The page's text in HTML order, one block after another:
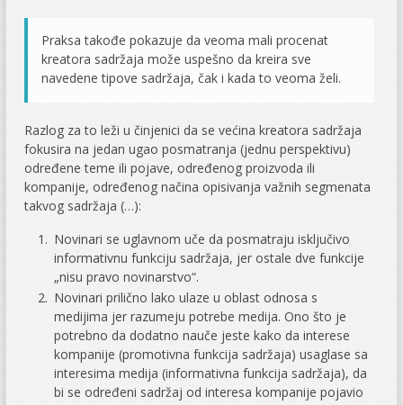
Praksa takođe pokazuje da veoma mali procenat
kreatora sadržaja može uspešno da kreira sve
navedene tipove sadržaja, čak i kada to veoma želi.
Razlog za to leži u činjenici da se većina kreatora sadržaja
fokusira na jedan ugao posmatranja (jednu perspektivu)
određene teme ili pojave, određenog proizvoda ili
kompanije, određenog načina opisivanja važnih segmenata
takvog sadržaja (…):
Novinari se uglavnom uče da posmatraju isključivo
informativnu funkciju sadržaja, jer ostale dve funkcije
„nisu pravo novinarstvo“.
Novinari prilično lako ulaze u oblast odnosa s
medijima jer razumeju potrebe medija. Ono što je
potrebno da dodatno nauče jeste kako da interese
kompanije (promotivna funkcija sadržaja) usaglase sa
interesima medija (informativna funkcija sadržaja), da
bi se određeni sadržaj od interesa kompanije pojavio